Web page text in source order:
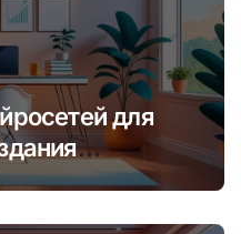
для
курсов и